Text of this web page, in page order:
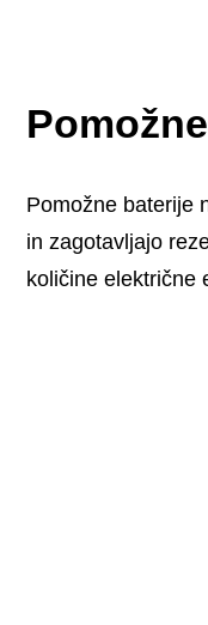
Pomožne baterije
in zagotavljajo
količine električne